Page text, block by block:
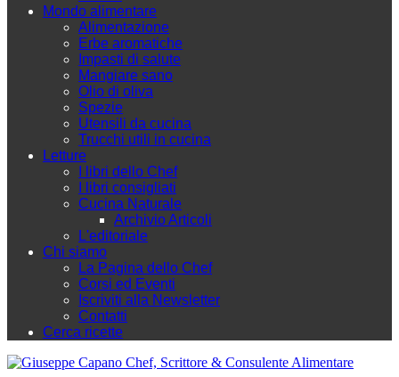
Mondo alimentare
Alimentazione
Erbe aromatiche
Impasti di salute
Mangiare sano
Olio di oliva
Spezie
Utensili da cucina
Trucchi utili in cucina
Letture
I libri dello Chef
I libri consigliati
Cucina Naturale
Archivio Articoli
L'editoriale
Chi siamo
La Pagina dello Chef
Corsi ed Eventi
Iscriviti alla Newsletter
Contatti
Cerca ricette